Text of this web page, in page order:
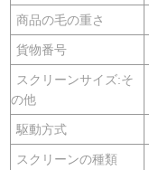
商品の毛の重さ
貨物番号
スクリーンサイズ:そ
の他
駆動方式
スクリーンの種類